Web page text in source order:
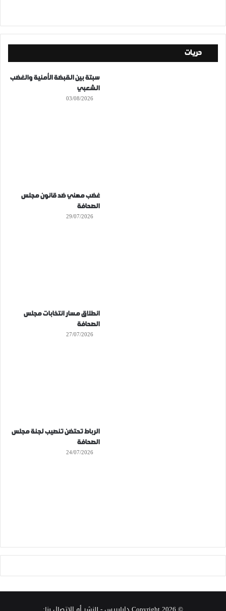
حريات
سبتة بين القبضة الأمنية والغضب
الشعبي
03/08/2026
غضب مهني ضد قانون مجلس
الصحافة
29/07/2026
انطلاق مسار انتخابات مجلس
الصحافة
27/07/2026
الرباط تحتضن تنصيب لجنة مجلس
الصحافة
24/07/2026